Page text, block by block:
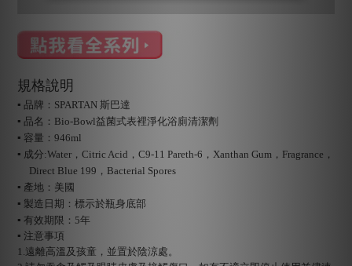
規格說明
▪ 品牌：SPARTAN 斯巴達
▪ 品名：Bio-Bowl益菌式表裡淨化浴廁清潔劑
▪ 容量：946ml
▪ 成分:Water，Citric Acid，C9-11 Pareth-6，Xanthan Gum，Fragrance，
Direct Blue 199，Bacterial Spores
▪ 產地：美國
▪ 製造日期：標示於瓶身底部
▪ 有效期限：5年
▪ 注意事項
1.遠離高溫及孩童，並置於陰涼處。